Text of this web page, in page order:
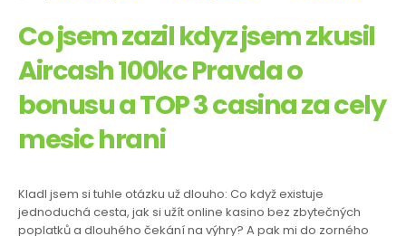
Co jsem zazil kdyz jsem zkusil
Aircash 100kc Pravda o
bonusu a TOP 3 casina za cely
mesic hrani
Kladl jsem si tuhle otázku už dlouho: Co když existuje
jednoduchá cesta, jak si užít online kasino bez zbytečných
poplatků a dlouhého čekání na výhry? A pak mi do zorného